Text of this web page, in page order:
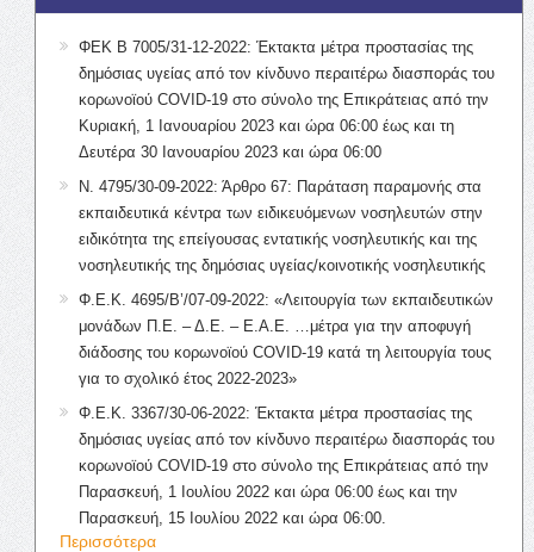
ΦΕΚ Β 7005/31-12-2022: Έκτακτα μέτρα προστασίας της
δημόσιας υγείας από τον κίνδυνο περαιτέρω διασποράς του
κορωνοϊού COVID-19 στο σύνολο της Επικράτειας από την
Κυριακή, 1 Ιανουαρίου 2023 και ώρα 06:00 έως και τη
Δευτέρα 30 Ιανουαρίου 2023 και ώρα 06:00
Ν. 4795/30-09-2022: Άρθρο 67: Παράταση παραμονής στα
εκπαιδευτικά κέντρα των ειδικευόμενων νοσηλευτών στην
ειδικότητα της επείγουσας εντατικής νοσηλευτικής και της
νοσηλευτικής της δημόσιας υγείας/κοινοτικής νοσηλευτικής
Φ.Ε.Κ. 4695/Β’/07-09-2022: «Λειτουργία των εκπαιδευτικών
μονάδων Π.Ε. – Δ.Ε. – Ε.Α.Ε. …μέτρα για την αποφυγή
διάδοσης του κορωνοϊού COVID-19 κατά τη λειτουργία τους
για το σχολικό έτος 2022-2023»
Φ.Ε.Κ. 3367/30-06-2022: Έκτακτα μέτρα προστασίας της
δημόσιας υγείας από τον κίνδυνο περαιτέρω διασποράς του
κορωνοϊού COVID-19 στο σύνολο της Επικράτειας από την
Παρασκευή, 1 Ιουλίου 2022 και ώρα 06:00 έως και την
Παρασκευή, 15 Ιουλίου 2022 και ώρα 06:00.
Περισσότερα